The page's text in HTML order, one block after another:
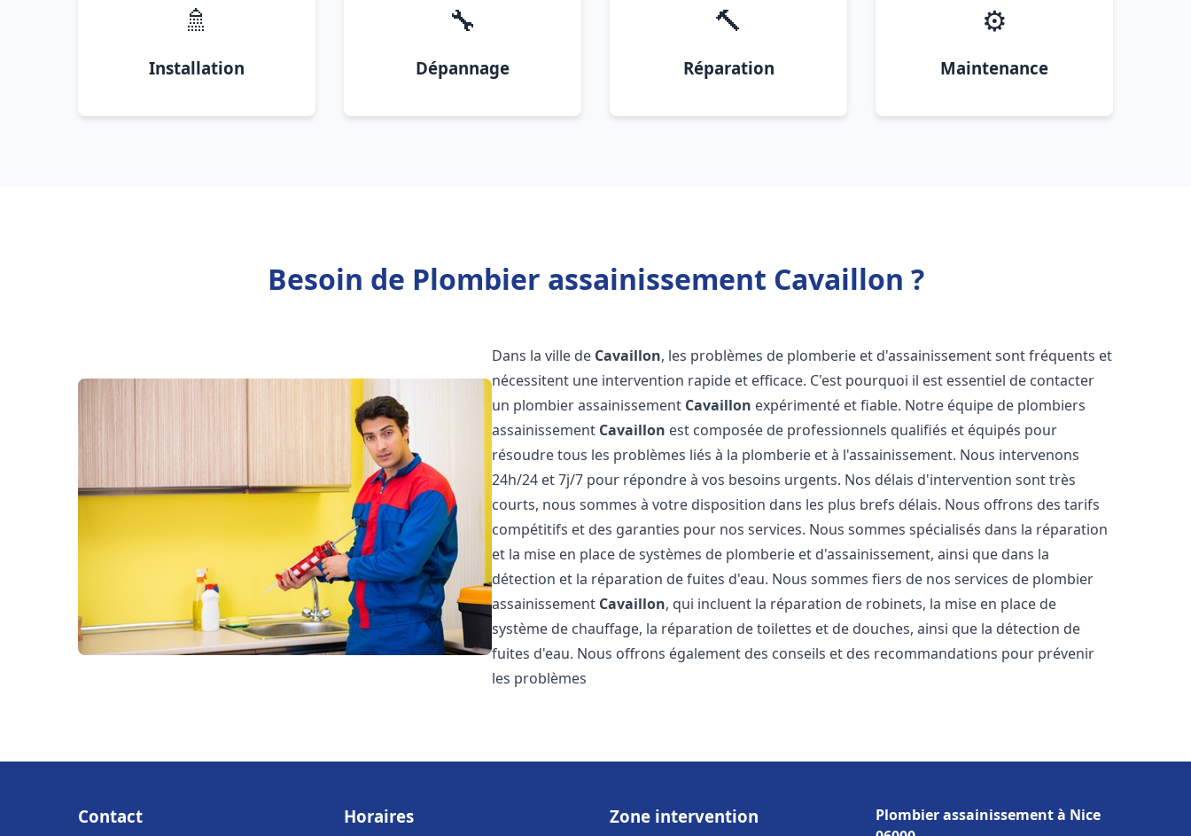
🚿
Installation
🔧
Dépannage
🔨
Réparation
⚙️
Maintenance
Besoin de Plombier assainissement Cavaillon ?
Dans la ville de Cavaillon, les problèmes de plomberie et d'assainissement sont fréquents et
nécessitent une intervention rapide et efficace. C'est pourquoi il est essentiel de contacter
un plombier assainissement Cavaillon expérimenté et fiable. Notre équipe de plombiers
assainissement Cavaillon est composée de professionnels qualifiés et équipés pour
résoudre tous les problèmes liés à la plomberie et à l'assainissement. Nous intervenons
24h/24 et 7j/7 pour répondre à vos besoins urgents. Nos délais d'intervention sont très
courts, nous sommes à votre disposition dans les plus brefs délais. Nous offrons des tarifs
compétitifs et des garanties pour nos services. Nous sommes spécialisés dans la réparation
et la mise en place de systèmes de plomberie et d'assainissement, ainsi que dans la
détection et la réparation de fuites d'eau. Nous sommes fiers de nos services de plombier
assainissement Cavaillon, qui incluent la réparation de robinets, la mise en place de
système de chauffage, la réparation de toilettes et de douches, ainsi que la détection de
fuites d'eau. Nous offrons également des conseils et des recommandations pour prévenir
les problèmes
Contact Horaires Zone intervention
Plombier assainissement à Nice